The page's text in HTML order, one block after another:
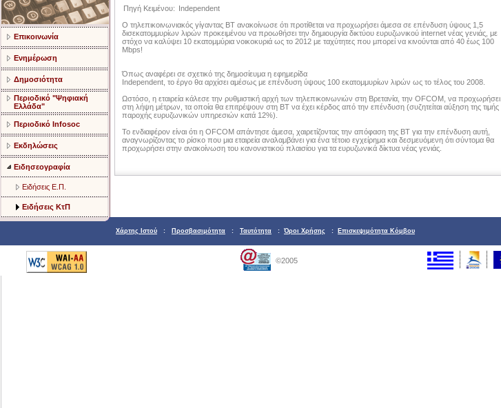
Επικοινωνία
Ενημέρωση
Δημοσιότητα
Περιοδικό "Ψηφιακή
Ελλάδα"
Περιοδικό Infosoc
Εκδηλώσεις
Ειδησεογραφία
Ειδήσεις Ε.Π.
Ειδήσεις ΚτΠ
Πηγή Κειμένου: Independent
Ο τηλεπικοινωνιακός γίγαντας ΒΤ ανακοίνωσε ότι προτίθεται να προχωρήσει άμεσα σε επένδυση ύψους 1,5
δισεκατομμυρίων λιρών προκειμένου να προωθήσει την δημιουργία δικτύου ευρυζωνικού internet νέας γενιάς, με
στόχο να καλύψει 10 εκατομμύρια νοικοκυριά ως το 2012 με ταχύτητες που μπορεί να κινούνται από 40 έως 100
Mbps!
Όπως αναφέρει σε σχετικό της δημοσίευμα η εφημερίδα
Independent, το έργο θα αρχίσει αμέσως με επένδυση ύψους 100 εκατομμυρίων λιρών ως το τέλος του 2008.
Ωστόσο, η εταιρεία κάλεσε την ρυθμιστική αρχή των τηλεπικοινωνιών στη Βρετανία, την OFCOM, να προχωρήσει
στη λήψη μέτρων, τα οποία θα επιτρέψουν στη ΒΤ να έχει κέρδος από την επένδυση (συζητείται αύξηση της τιμής
παροχής ευρυζωνικών υπηρεσιών κατά 12%).
Το ενδιαφέρον είναι ότι η OFCOM απάντησε άμεσα, χαιρετίζοντας την απόφαση της ΒΤ για την επένδυση αυτή,
αναγνωρίζοντας το ρίσκο που μια εταιρεία αναλαμβάνει για ένα τέτοιο εγχείρημα και δεσμευόμενη ότι σύντομα θα
προχωρήσει στην ανακοίνωση του κανονιστικού πλαισίου για τα ευρυζωνικά δίκτυα νέας γενιάς.
Χάρτης Ιστού : Προσβασιμότητα : Ταυτότητα : Όροι Χρήσης : Επισκεψιμότητα Κόμβου
©2005